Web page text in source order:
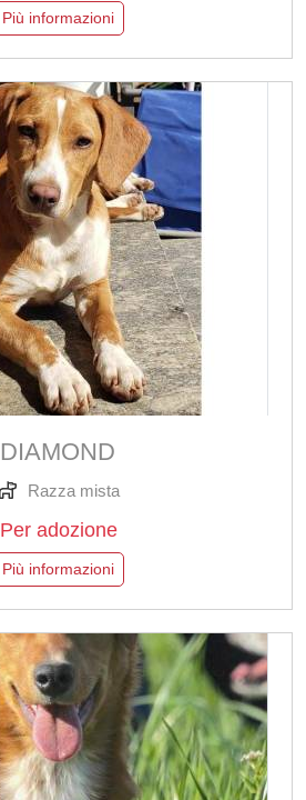
Più informazioni
DIAMOND
Razza mista
Per adozione
Più informazioni